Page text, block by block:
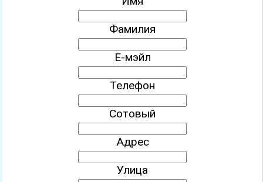
Фамилия
Е-мэйл
Телефон
Сотовый
Адрес
Улица